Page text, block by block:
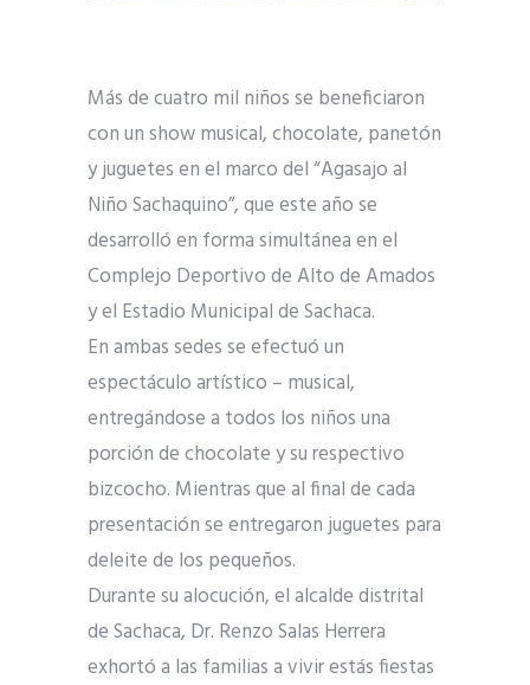
Más de cuatro mil niños se beneficiaron
con un show musical, chocolate, panetón
y juguetes en el marco del “Agasajo al
Niño Sachaquino”, que este año se
desarrolló en forma simultánea en el
Complejo Deportivo de Alto de Amados
y el Estadio Municipal de Sachaca.
En ambas sedes se efectuó un
espectáculo artístico – musical,
entregándose a todos los niños una
porción de chocolate y su respectivo
bizcocho. Mientras que al final de cada
presentación se entregaron juguetes para
deleite de los pequeños.
Durante su alocución, el alcalde distrital
de Sachaca, Dr. Renzo Salas Herrera
exhortó a las familias a vivir estás fiestas